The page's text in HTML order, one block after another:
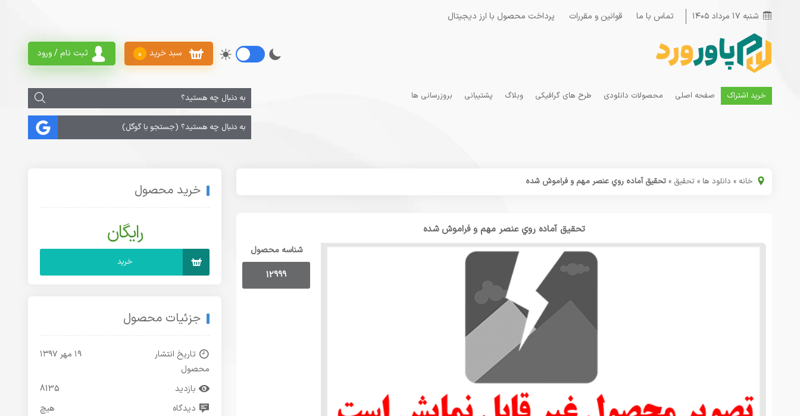
شنبه ۱۷ مرداد ۱۴۰۵ تماس با ما قوانین و مقررات پرداخت محصول با ارز دیجیتال
ثبت نام / ورود سبد خرید 0
خرید اشتراک صفحه اصلی محصولات دانلودی طرح های گرافیکی وبلاگ پشتیبانی بروزرسانی ها
خانه » دانلود ها » تحقیق » تحقیق آماده روي عنصر مهم و فراموش شده
تحقیق آماده روي عنصر مهم و فراموش شده
شناسه محصول
12999
خرید محصول
رایگان
خرید
جزئیات محصول
تاریخ انتشار
محصول
۱۹ مهر ۱۳۹۷
بازدید
8135
دیدگاه
هیچ